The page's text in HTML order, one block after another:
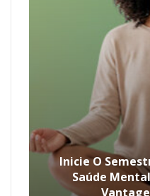
Inicie O
Saúde